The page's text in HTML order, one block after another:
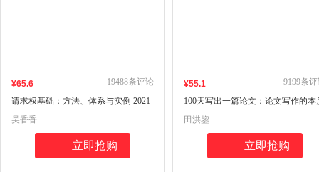
¥65.6
请求权基础：方法、体系与实例 2021
新 民法典 吴香香 著
19488条评论
吴香香
立即抢购
¥55.1
100天写出一篇论文：论文写作的本
及过程控制 田洪鋆(吉大秋果)教授作
9199条
田洪鋆
立即抢购